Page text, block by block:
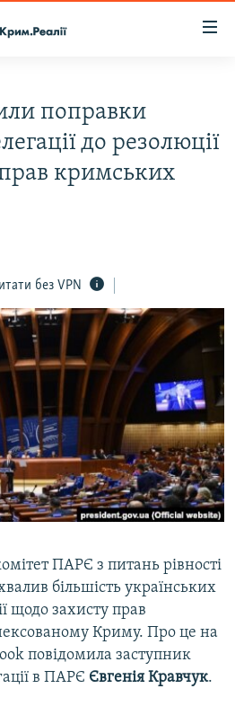
поправки
до резолюції
кримських
без VPN
ПАРЄ з питань рівності
більшість українських
щодо захисту прав
Криму. Про це на
повідомила заступник
в ПАРЄ Євгенія Кравчук.